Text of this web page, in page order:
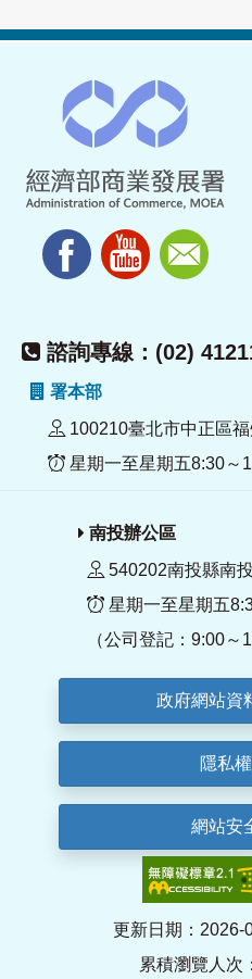
諮詢專線：(02)
署本部
100210臺北市中正區
星期一至星期五8:30～
南投辦公區
540202南投縣南
星期一至星期五
（公司登記：9:00～
政府網站資
隱私
網站安
更新日期：2026-
累積瀏覽人次